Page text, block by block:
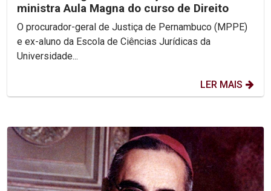
ministra Aula Magna do curso de Direito
O procurador-geral de Justiça de Pernambuco (MPPE)
e ex-aluno da Escola de Ciências Jurídicas da
Universidade...
LER MAIS